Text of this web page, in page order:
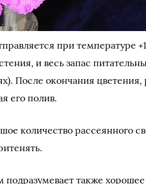
при температуре
и весь запас
После окончания цветения,
его полив.
количество рассеянного
подразумевает также